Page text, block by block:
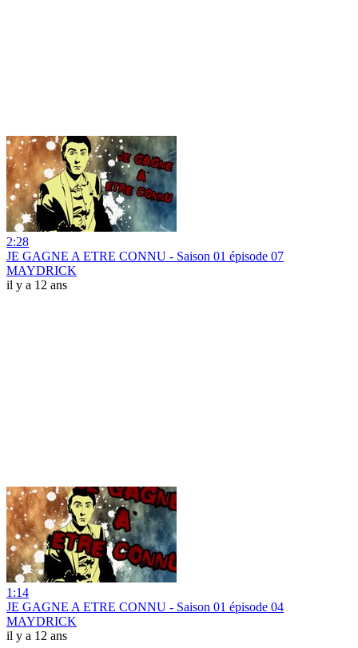
2:28
JE GAGNE A ETRE CONNU - Saison 01 épisode 07
MAYDRICK
il y a 12 ans
1:14
JE GAGNE A ETRE CONNU - Saison 01 épisode 04
MAYDRICK
il y a 12 ans